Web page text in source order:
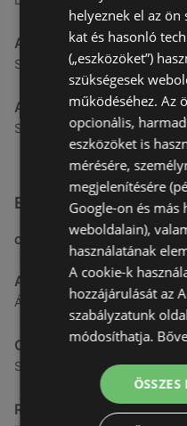
Aldi
Szent Márton u. 57-61.,
Aldi
Szent Gellért utca 49., 9700
Egyéb
CÍM
ALDI
Ágfalvi út 4/a, 9400 Sopron
CBA
Somfalvi u. 14., 9400 Sopron
Reál
helyeznek el az ön
kat és hasonló
(„eszközöket”)
szükségesek
működéséhez. Az
opcionális,
eszközöket is
mérésére,
megjelenítésére
Google-on és más
weboldalain),
használatának
A cookie-k
hozzájárulását az
szabályzatunk
módosíthatja.